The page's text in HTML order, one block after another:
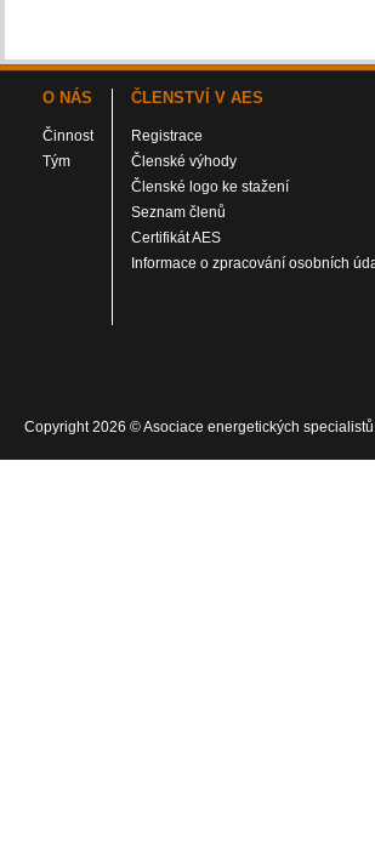
O NÁS
Činnost
Tým
ČLENSTVÍ V AES
Registrace
Členské výhody
Členské logo ke stažení
Seznam členů
Certifikát AES
Informace o zpracování osobních
Copyright 2026 © Asociace energetických